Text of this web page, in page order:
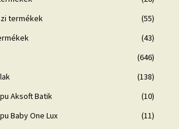
termékek
(55)
(43)
(646)
(138)
Aksoft Batik
(10)
Baby One Lux
(11)